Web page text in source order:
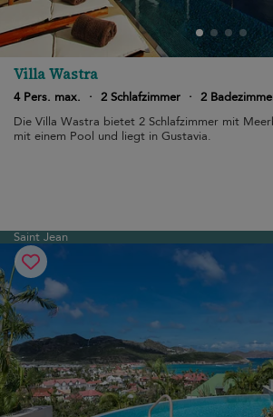
Villa Wastra
4 Pers. max. · 2 Schlafzimmer · 2
Die Villa Wastra bietet 2 Schlafzimmer mit
mit einem Pool und liegt in Gustavia.
Saint Jean